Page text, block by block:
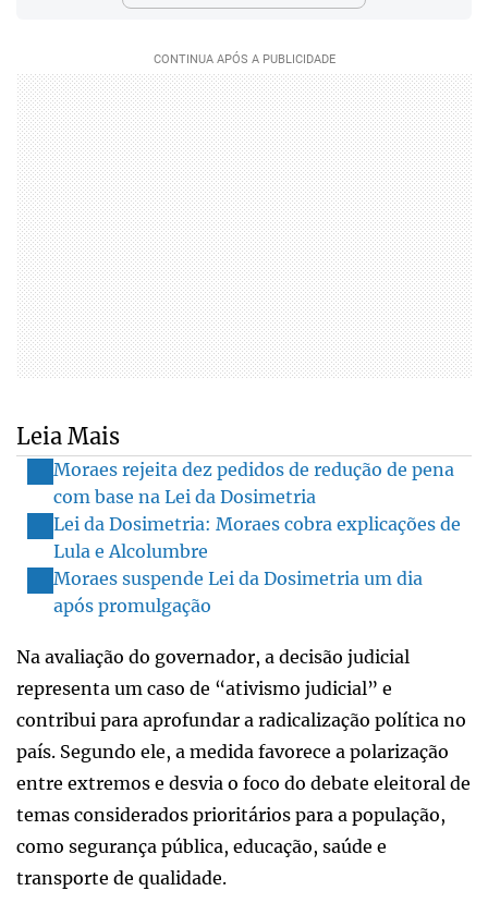
Leia Mais
Moraes rejeita dez pedidos de redução de pena
com base na Lei da Dosimetria
Lei da Dosimetria: Moraes cobra explicações de
Lula e Alcolumbre
Moraes suspende Lei da Dosimetria um dia
após promulgação
Na avaliação do governador, a decisão judicial
representa um caso de “ativismo judicial” e
contribui para aprofundar a radicalização política no
país. Segundo ele, a medida favorece a polarização
entre extremos e desvia o foco do debate eleitoral de
temas considerados prioritários para a população,
como segurança pública, educação, saúde e
transporte de qualidade.